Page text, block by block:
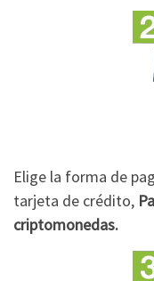
Elige la forma de
tarjeta de crédito,
criptomonedas.